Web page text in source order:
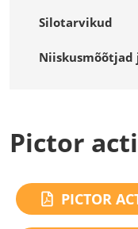
Silotarvikud
Pictor
PICTOR